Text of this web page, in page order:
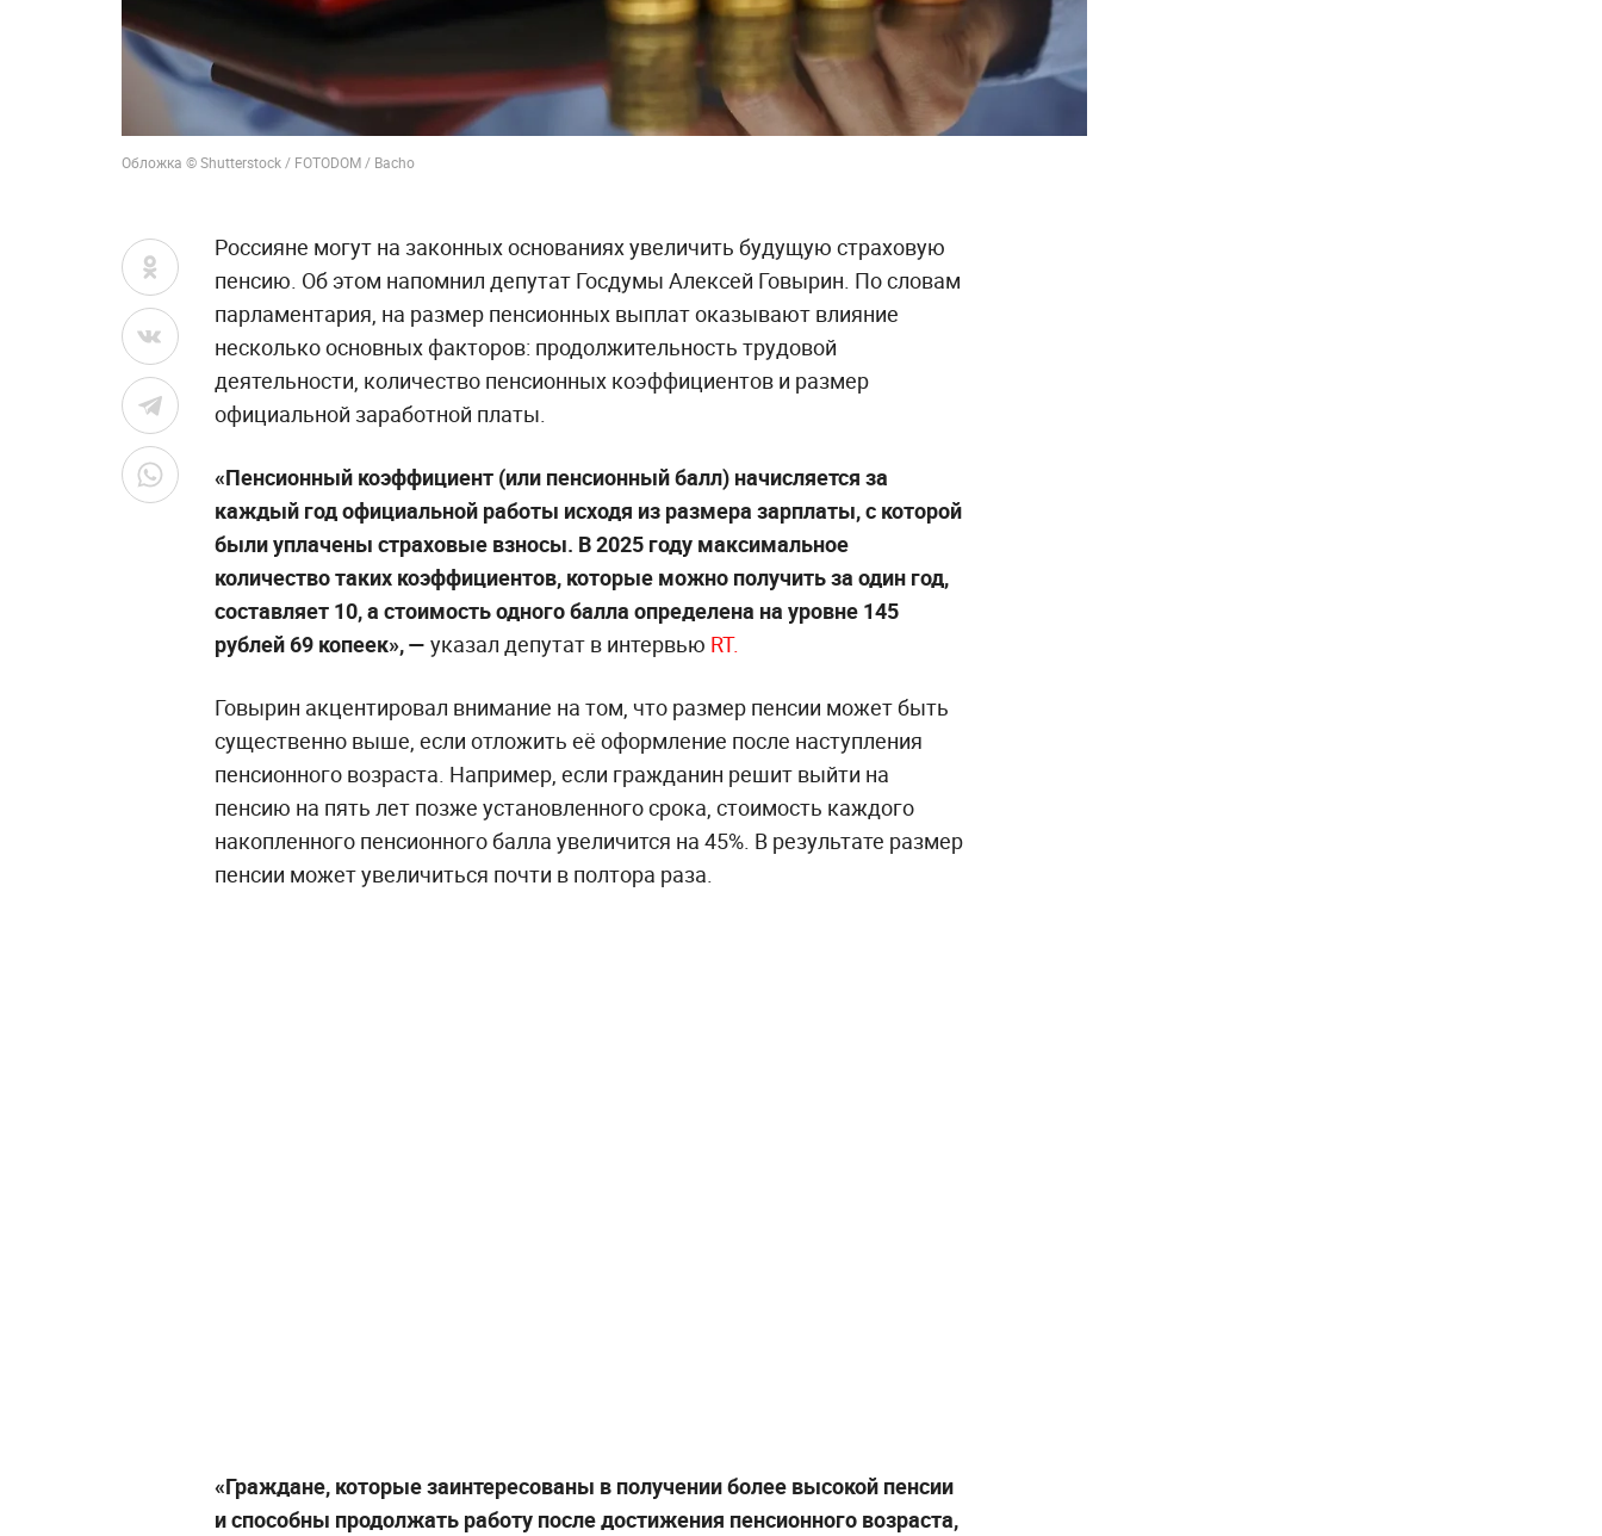
Обложка © Shutterstock / FOTODOM / Bacho
Россияне могут на законных основаниях увеличить будущую страховую
пенсию. Об этом напомнил депутат Госдумы Алексей Говырин. По словам
парламентария, на размер пенсионных выплат оказывают влияние
несколько основных факторов: продолжительность трудовой
деятельности, количество пенсионных коэффициентов и размер
официальной заработной платы.
«Пенсионный коэффициент (или пенсионный балл) начисляется за
каждый год официальной работы исходя из размера зарплаты, с которой
были уплачены страховые взносы. В 2025 году максимальное
количество таких коэффициентов, которые можно получить за один год,
составляет 10, а стоимость одного балла определена на уровне 145
рублей 69 копеек», — указал депутат в интервью RT.
Говырин акцентировал внимание на том, что размер пенсии может быть
существенно выше, если отложить её оформление после наступления
пенсионного возраста. Например, если гражданин решит выйти на
пенсию на пять лет позже установленного срока, стоимость каждого
накопленного пенсионного балла увеличится на 45%. В результате размер
пенсии может увеличиться почти в полтора раза.
«Граждане, которые заинтересованы в получении более высокой пенсии
и способны продолжать работу после достижения пенсионного возраста,